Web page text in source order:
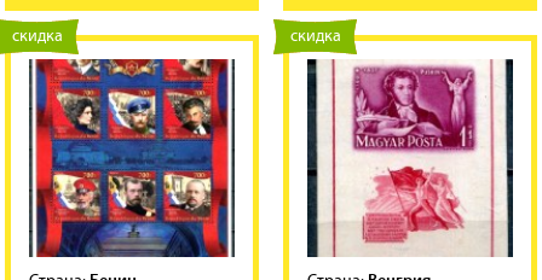
новинка
скидка новинка
скидка